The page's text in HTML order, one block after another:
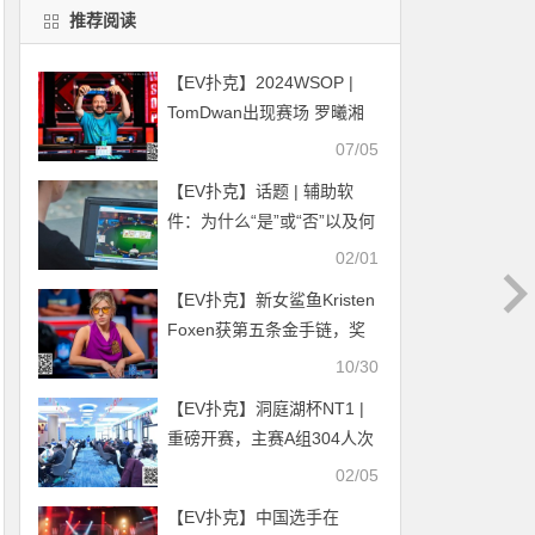
推荐阅读
【EV扑克】2024WSOP |
TomDwan出现赛场 罗曦湘
深码晋级赛事#74 Day107/05
【EV扑克】话题 | 辅助软
件：为什么“是”或“否”以及何
02/01
【EV扑克】新女鲨鱼Kristen
Foxen获第五条金手链，奖
金收入接近1000万美元10/30
【EV扑克】洞庭湖杯NT1 |
重磅开赛，主赛A组304人次
02/05
【EV扑克】中国选手在